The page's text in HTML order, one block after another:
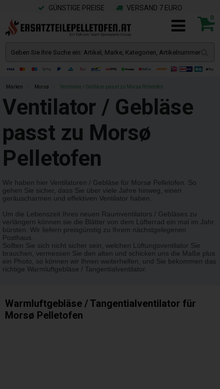
GÜNSTIGE PREISE VERSAND 7 EURO
0
Marken Morsø Ventilator / Gebläse passt zu Morsø Pelletofen
Ventilator / Gebläse
passt zu Morsø
Pelletofen
Wir haben hier Ventilatoren / Gebläse für Morsø Pelletofen. So
gehen Sie sicher, dass Sie über viele Jahre hinweg, einen
geräuscharmen und effektiven Ventilator haben.
Um die Lebenszeit Ihres neuen Raumventilators / Gebläses zu
verlängern können sie die Blätter von dem Lüfterrad ein mal im Jahr
bürsten. Wir liefern preisgünstig zu Ihrem nächstgelegenen
Posthaus.
Sollten Sie sich nicht sicher sein, welchen Lüftungsventilator Sie
brauchen, vermessen Sie den alten und schicken uns die Maße plus
ein Photo, so können wir Ihnen weiterhelfen, und Sie bekommen das
richtige Warmluftgebläse / Tangentialventilator.
Warmluftgebläse / Tangentialventilator für
Morsø Pelletofen